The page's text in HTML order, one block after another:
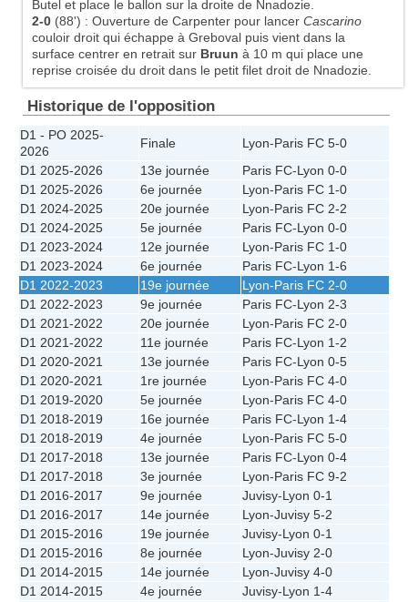
Butel et place le ballon sur la droite de Nnadozie.
2-0 (88') : Ouverture de Carpenter pour lancer Cascarino
couloir droit qui échappe à Greboval puis vient dans la
surface centrer en retrait sur Bruun à 10 m qui place une
reprise croisée du droit dans le petit filet droit de Nnadozie.
Historique de l'opposition
D1 - PO 2025-
2026
Finale Lyon-Paris FC 5-0
D1 2025-2026
13e journée Paris FC-Lyon 0-0
D1 2025-2026
6e journée Lyon-Paris FC 1-0
D1 2024-2025
20e journée Lyon-Paris FC 2-2
D1 2024-2025
5e journée Paris FC-Lyon 0-0
D1 2023-2024
12e journée Lyon-Paris FC 1-0
D1 2023-2024
6e journée Paris FC-Lyon 1-6
D1 2022-2023
19e journée Lyon-Paris FC 2-0
D1 2022-2023
9e journée Paris FC-Lyon 2-3
D1 2021-2022
20e journée Lyon-Paris FC 2-0
D1 2021-2022
11e journée Paris FC-Lyon 1-2
D1 2020-2021
13e journée Paris FC-Lyon 0-5
D1 2020-2021
1re journée Lyon-Paris FC 4-0
D1 2019-2020
5e journée Lyon-Paris FC 4-0
D1 2018-2019
16e journée Paris FC-Lyon 1-4
D1 2018-2019
4e journée Lyon-Paris FC 5-0
D1 2017-2018
13e journée Paris FC-Lyon 0-4
D1 2017-2018
3e journée Lyon-Paris FC 9-2
D1 2016-2017
9e journée Juvisy-Lyon 0-1
D1 2016-2017
14e journée Lyon-Juvisy 5-2
D1 2015-2016
19e journée Juvisy-Lyon 0-1
D1 2015-2016
8e journée Lyon-Juvisy 2-0
D1 2014-2015
14e journée Lyon-Juvisy 4-0
D1 2014-2015
4e journée Juvisy-Lyon 1-4